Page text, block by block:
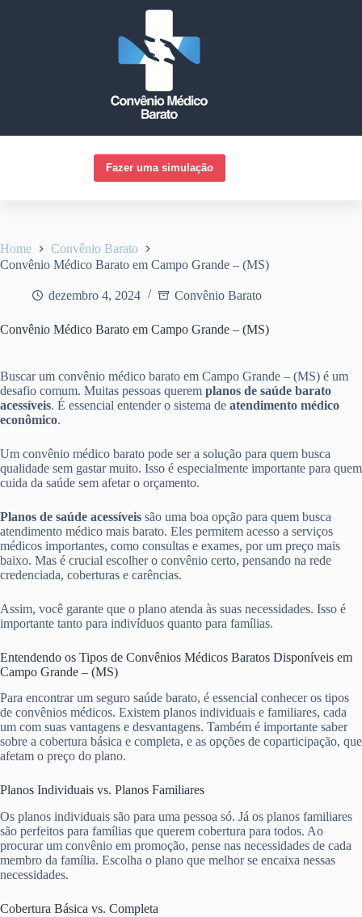
Fazer uma simulação
Home
Convênio Barato
Convênio Médico Barato em Campo Grande – (MS)
dezembro 4, 2024 Convênio Barato
Convênio Médico Barato em Campo Grande – (MS)
Buscar um convênio médico barato em Campo Grande – (MS) é um
desafio comum. Muitas pessoas querem planos de saúde barato
acessíveis. É essencial entender o sistema de atendimento médico
econômico.
Um convênio médico barato pode ser a solução para quem busca
qualidade sem gastar muito. Isso é especialmente importante para quem
cuida da saúde sem afetar o orçamento.
Planos de saúde acessíveis são uma boa opção para quem busca
atendimento médico mais barato. Eles permitem acesso a serviços
médicos importantes, como consultas e exames, por um preço mais
baixo. Mas é crucial escolher o convênio certo, pensando na rede
credenciada, coberturas e carências.
Assim, você garante que o plano atenda às suas necessidades. Isso é
importante tanto para indivíduos quanto para famílias.
Entendendo os Tipos de Convênios Médicos Baratos Disponíveis em
Campo Grande – (MS)
Para encontrar um seguro saúde barato, é essencial conhecer os tipos
de convênios médicos. Existem planos individuais e familiares, cada
um com suas vantagens e desvantagens. Também é importante saber
sobre a cobertura básica e completa, e as opções de coparticipação, que
afetam o preço do plano.
Planos Individuais vs. Planos Familiares
Os planos individuais são para uma pessoa só. Já os planos familiares
são perfeitos para famílias que querem cobertura para todos. Ao
procurar um convênio em promoção, pense nas necessidades de cada
membro da família. Escolha o plano que melhor se encaixa nessas
necessidades.
Cobertura Básica vs. Completa